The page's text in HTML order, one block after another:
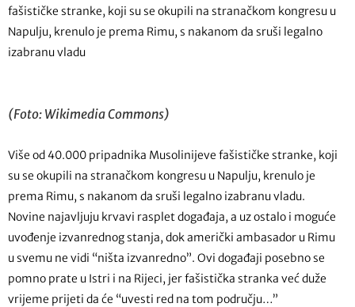
fašističke stranke, koji su se okupili na stranačkom kongresu u
Napulju, krenulo je prema Rimu, s nakanom da sruši legalno
izabranu vladu
(Foto: Wikimedia Commons)
Više od 40.000 pripadnika Musolinijeve fašističke stranke, koji
su se okupili na stranačkom kongresu u Napulju, krenulo je
prema Rimu, s nakanom da sruši legalno izabranu vladu.
Novine najavljuju krvavi rasplet događaja, a uz ostalo i moguće
uvođenje izvanrednog stanja, dok američki ambasador u Rimu
u svemu ne vidi “ništa izvanredno”. Ovi događaji posebno se
pomno prate u Istri i na Rijeci, jer fašistička stranka već duže
vrijeme prijeti da će “uvesti red na tom području…”